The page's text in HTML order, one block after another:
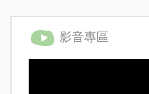
影音專區